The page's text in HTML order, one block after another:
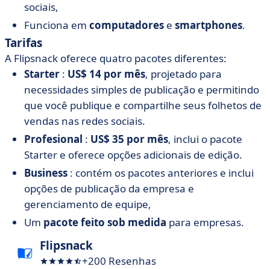
sociais,
Funciona em computadores e smartphones.
Tarifas
A Flipsnack oferece quatro pacotes diferentes:
Starter : US$ 14 por mês, projetado para
necessidades simples de publicação e permitindo
que você publique e compartilhe seus folhetos de
vendas nas redes sociais.
Profesional : US$ 35 por mês, inclui o pacote
Starter e oferece opções adicionais de edição.
Business : contém os pacotes anteriores e inclui
opções de publicação da empresa e
gerenciamento de equipe,
Um pacote feito sob medida para empresas.
Flipsnack
+200 Resenhas